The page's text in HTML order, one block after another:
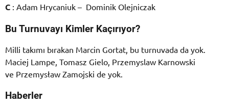
C : Adam Hrycaniuk – Dominik Olejniczak
Bu Turnuvayı Kimler Kaçırıyor?
Milli takımı bırakan Marcin Gortat, bu turnuvada da yok.
Maciej Lampe, Tomasz Gielo, Przemyslaw Karnowski
ve Przemysław Zamojski de yok.
Haberler